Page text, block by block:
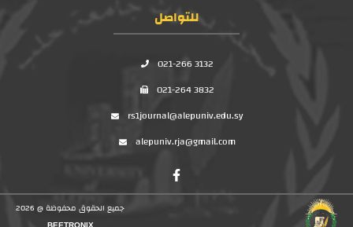
للتواصل
021-266 3132
021-264 3832
rs1journal@alepuniv.edu.sy
alepuniv.rja@gmail.com
جميع الحقوق محفوظة @ 2026
BEETRONIX